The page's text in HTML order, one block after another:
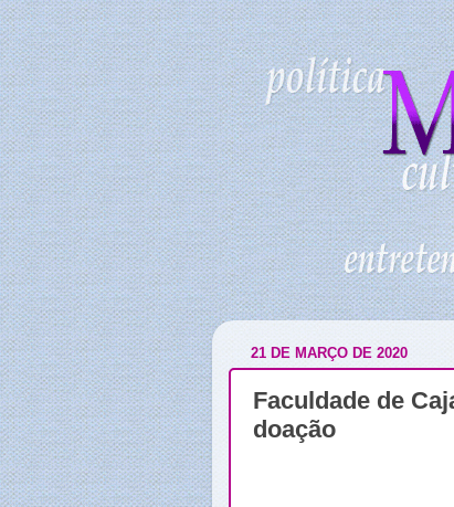
21 DE MARÇO DE 2020
Faculdade de
doação